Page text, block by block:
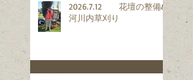
2026.7.12 花壇の整備&
河川内草刈り